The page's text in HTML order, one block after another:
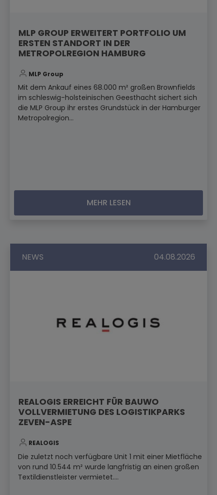
MLP GROUP ERWEITERT PORTFOLIO UM
ERSTEN STANDORT IN DER
METROPOLREGION HAMBURG
MLP Group
Mit dem Ankauf eines 68.000 m² großen Brownfields
im schleswig-holsteinischen Geesthacht sichert sich
die MLP Group ihr erstes Grundstück in der Hamburger
Metropolregion...
MEHR LESEN
NEWS 04.08.2026
REALOGIS ERREICHT FÜR BAUWO
VOLLVERMIETUNG DES LOGISTIKPARKS
ZEVEN-ASPE
REALOGIS
Die zuletzt noch verfügbare Unit 1 mit einer Mietfläche
von rund 10.544 m² wurde langfristig an einen großen
Textildienstleister vermietet....